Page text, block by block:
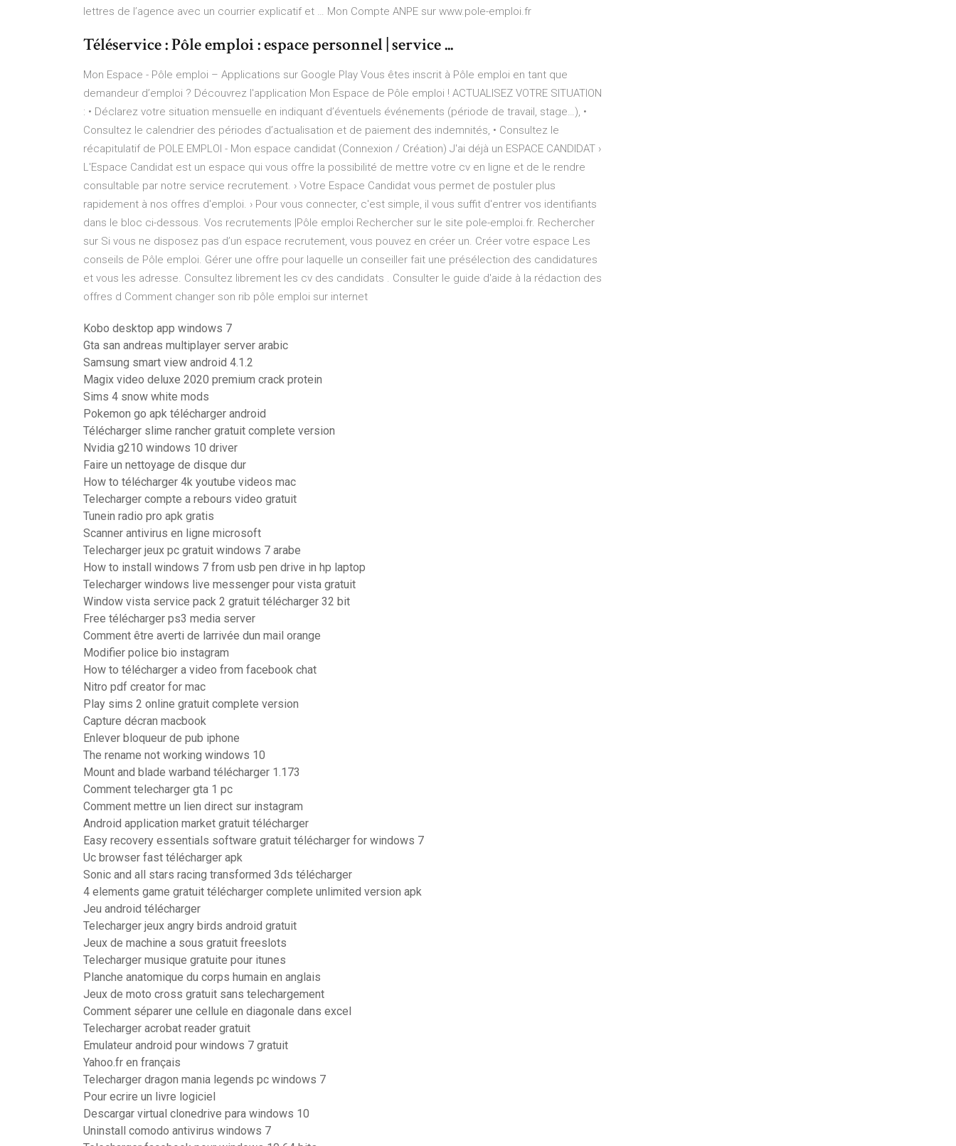
lettres de l’agence avec un courrier explicatif et … Mon Compte ANPE sur www.pole-emploi.fr
Téléservice : Pôle emploi : espace personnel | service ...
Mon Espace - Pôle emploi – Applications sur Google Play Vous êtes inscrit à Pôle emploi en tant que
demandeur d’emploi ? Découvrez l'application Mon Espace de Pôle emploi ! ACTUALISEZ VOTRE SITUATION
: • Déclarez votre situation mensuelle en indiquant d’éventuels événements (période de travail, stage…), •
Consultez le calendrier des périodes d’actualisation et de paiement des indemnités, • Consultez le
récapitulatif de POLE EMPLOI - Mon espace candidat (Connexion / Création) J'ai déjà un ESPACE CANDIDAT ›
L'Espace Candidat est un espace qui vous offre la possibilité de mettre votre cv en ligne et de le rendre
consultable par notre service recrutement. › Votre Espace Candidat vous permet de postuler plus
rapidement à nos offres d'emploi. › Pour vous connecter, c'est simple, il vous suffit d'entrer vos identifiants
dans le bloc ci-dessous. Vos recrutements |Pôle emploi Rechercher sur le site pole-emploi.fr. Rechercher
sur Si vous ne disposez pas d’un espace recrutement, vous pouvez en créer un. Créer votre espace Les
conseils de Pôle emploi. Gérer une offre pour laquelle un conseiller fait une présélection des candidatures
et vous les adresse. Consultez librement les cv des candidats . Consulter le guide d'aide à la rédaction des
offres d Comment changer son rib pôle emploi sur internet
Kobo desktop app windows 7
Gta san andreas multiplayer server arabic
Samsung smart view android 4.1.2
Magix video deluxe 2020 premium crack protein
Sims 4 snow white mods
Pokemon go apk télécharger android
Télécharger slime rancher gratuit complete version
Nvidia g210 windows 10 driver
Faire un nettoyage de disque dur
How to télécharger 4k youtube videos mac
Telecharger compte a rebours video gratuit
Tunein radio pro apk gratis
Scanner antivirus en ligne microsoft
Telecharger jeux pc gratuit windows 7 arabe
How to install windows 7 from usb pen drive in hp laptop
Telecharger windows live messenger pour vista gratuit
Window vista service pack 2 gratuit télécharger 32 bit
Free télécharger ps3 media server
Comment être averti de larrivée dun mail orange
Modifier police bio instagram
How to télécharger a video from facebook chat
Nitro pdf creator for mac
Play sims 2 online gratuit complete version
Capture décran macbook
Enlever bloqueur de pub iphone
The rename not working windows 10
Mount and blade warband télécharger 1.173
Comment telecharger gta 1 pc
Comment mettre un lien direct sur instagram
Android application market gratuit télécharger
Easy recovery essentials software gratuit télécharger for windows 7
Uc browser fast télécharger apk
Sonic and all stars racing transformed 3ds télécharger
4 elements game gratuit télécharger complete unlimited version apk
Jeu android télécharger
Telecharger jeux angry birds android gratuit
Jeux de machine a sous gratuit freeslots
Telecharger musique gratuite pour itunes
Planche anatomique du corps humain en anglais
Jeux de moto cross gratuit sans telechargement
Comment séparer une cellule en diagonale dans excel
Telecharger acrobat reader gratuit
Emulateur android pour windows 7 gratuit
Yahoo.fr en français
Telecharger dragon mania legends pc windows 7
Pour ecrire un livre logiciel
Descargar virtual clonedrive para windows 10
Uninstall comodo antivirus windows 7